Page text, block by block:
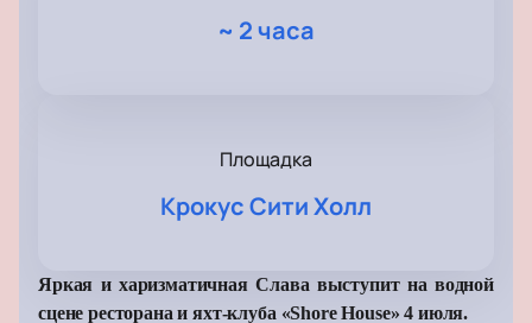
~ 2 часа
Площадка
Крокус Сити Холл
Яркая и харизматичная Слава выступит на водной
сцене ресторана и яхт-клуба «Shore House» 4 июля.